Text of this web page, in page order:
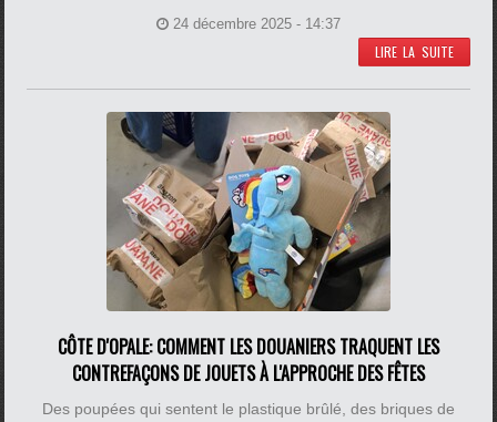
24 décembre 2025 - 14:37
LIRE LA SUITE
CÔTE D'OPALE: COMMENT LES DOUANIERS TRAQUENT LES
CONTREFAÇONS DE JOUETS À L'APPROCHE DES FÊTES
Des poupées qui sentent le plastique brûlé, des briques de